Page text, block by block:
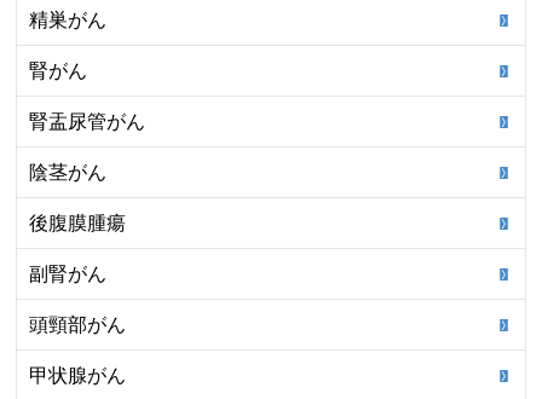
精巣がん
腎がん
腎盂尿管がん
陰茎がん
後腹膜腫瘍
副腎がん
頭頸部がん
甲状腺がん